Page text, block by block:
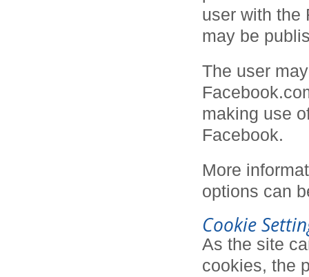
user with the
may be
The user
making use
Facebook.
More
options can
Cookie
As the site
cookies, the